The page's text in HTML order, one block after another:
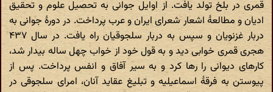
قمری در بلخ تولد یافت. از اوایل جوانی به تحصیل علوم و تحقیق
ادیان و مطالعهٔ اشعار شعرای ایران و عرب پرداخت. در دورهٔ جوانی به
دربار غزنویان و سپس به دربار سلجوقیان راه یافت. در سال ۴۳۷
هجری قمری خوابی دید و به قول خود از خواب چهل ساله بیدار شد،
کارهای دیوانی را رها کرد و به سیر آفاق و انفس پرداخت. پس از
پیوستن به فرقهٔ اسماعیلیه و تبلیغ عقاید آنان، امرای سلجوقی در